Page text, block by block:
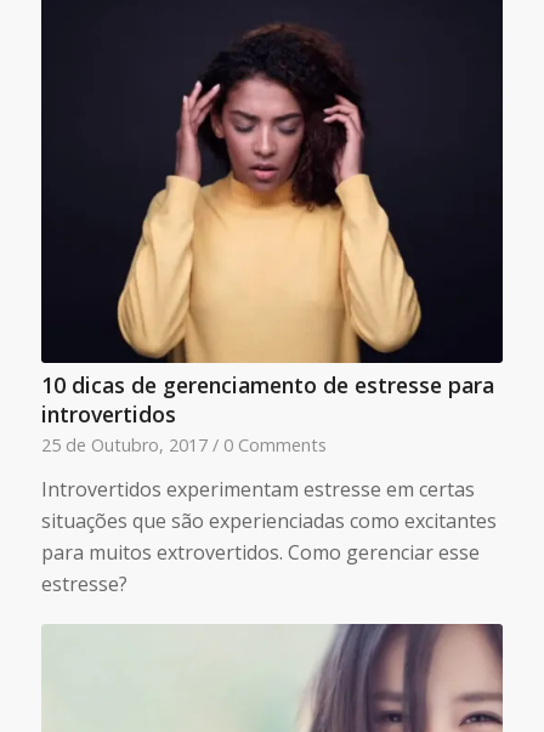
10 dicas de gerenciamento de estresse para
introvertidos
25 de Outubro, 2017 / 0 Comments
Introvertidos experimentam estresse em certas
situações que são experienciadas como excitantes
para muitos extrovertidos. Como gerenciar esse
estresse?